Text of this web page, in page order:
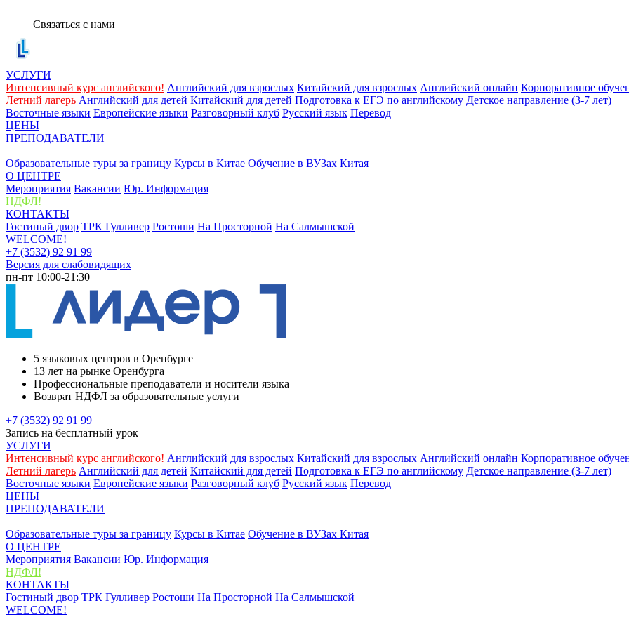
Связаться с нами
УСЛУГИ
Интенсивный курс английского! Английский для взрослых Китайский для взрослых Английский онлайн Корпоративное
Летний лагерь Английский для детей Китайский для детей Подготовка к ЕГЭ по английскому Детское направление (3-7 лет)
Восточные языки Европейские языки Разговорный клуб Русский язык Перевод
ЦЕНЫ
ПРЕПОДАВАТЕЛИ
Образовательные туры за границу Курсы в Китае Обучение в ВУЗах Китая
О ЦЕНТРЕ
Мероприятия Вакансии Юр. Информация
НДФЛ!
КОНТАКТЫ
Гостиный двор ТРК Гулливер Ростоши На Просторной На Салмышской
WELCOME!
+7 (3532) 92 91 99
Версия для слабовидящих
пн-пт 10:00-21:30
5 языковых центров в Оренбурге
13 лет на рынке Оренбурга
Профессиональные преподаватели и носители языка
Возврат НДФЛ за образовательные услуги
+7 (3532) 92 91 99
Запись на бесплатный урок
УСЛУГИ
Интенсивный курс английского! Английский для взрослых Китайский для взрослых Английский онлайн Корпоративное
Летний лагерь Английский для детей Китайский для детей Подготовка к ЕГЭ по английскому Детское направление (3-7 лет)
Восточные языки Европейские языки Разговорный клуб Русский язык Перевод
ЦЕНЫ
ПРЕПОДАВАТЕЛИ
Образовательные туры за границу Курсы в Китае Обучение в ВУЗах Китая
О ЦЕНТРЕ
Мероприятия Вакансии Юр. Информация
НДФЛ!
КОНТАКТЫ
Гостиный двор ТРК Гулливер Ростоши На Просторной На Салмышской
WELCOME!